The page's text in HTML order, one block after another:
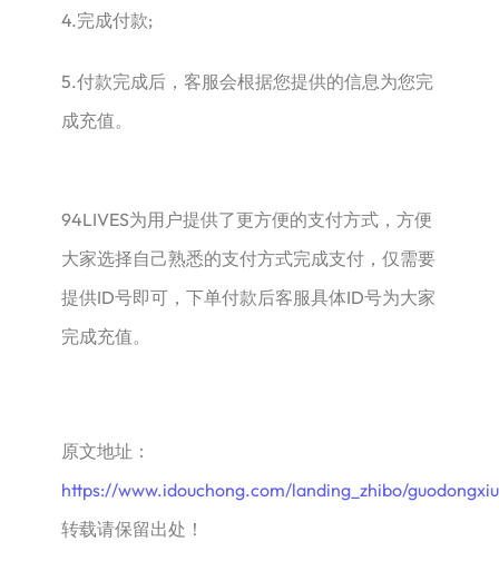
4.完成付款;
5.付款完成后，客服会根据您提供的信息为您完
成充值。
94LIVES为用户提供了更方便的支付方式，方便
大家选择自己熟悉的支付方式完成支付，仅需要
提供ID号即可，下单付款后客服具体ID号为大家
完成充值。
原文地址：
https://www.idouchong.com/landing_zhibo/
转载请保留出处！